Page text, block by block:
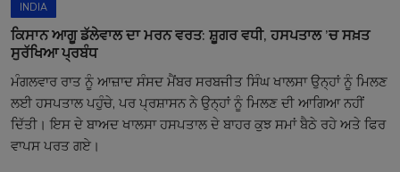
Home
Punjabi Podcast
Kitaab Kahani
Gallery
INDIA
ਕਿਸਾਨ ਆਗੂ ਡੱਲੇਵਾਲ ਦਾ ਮਰਨ ਵਰਤ: ਸ਼ੂਗਰ ਵਧੀ, ਹਸਪਤਾਲ ’ਚ ਸਖ਼ਤ
ਸੁਰੱਖਿਆ ਪ੍ਰਬੰਧ
ਮੰਗਲਵਾਰ ਰਾਤ ਨੂੰ ਆਜ਼ਾਦ ਸੰਸਦ ਮੈਂਬਰ ਸਰਬਜੀਤ ਸਿੰਘ ਖਾਲਸਾ ਉਨ੍ਹਾਂ ਨੂੰ ਮਿਲਣ
ਲਈ ਹਸਪਤਾਲ ਪਹੁੰਚੇ, ਪਰ ਪ੍ਰਸ਼ਾਸਨ ਨੇ ਉਨ੍ਹਾਂ ਨੂੰ ਮਿਲਣ ਦੀ ਆਗਿਆ ਨਹੀਂ
ਦਿੱਤੀ। ਇਸ ਦੇ ਬਾਅਦ ਖਾਲਸਾ ਹਸਪਤਾਲ ਦੇ ਬਾਹਰ ਕੁਝ ਸਮਾਂ ਬੈਠੇ ਰਹੇ ਅਤੇ ਫਿਰ
ਵਾਪਸ ਪਰਤ ਗਏ।